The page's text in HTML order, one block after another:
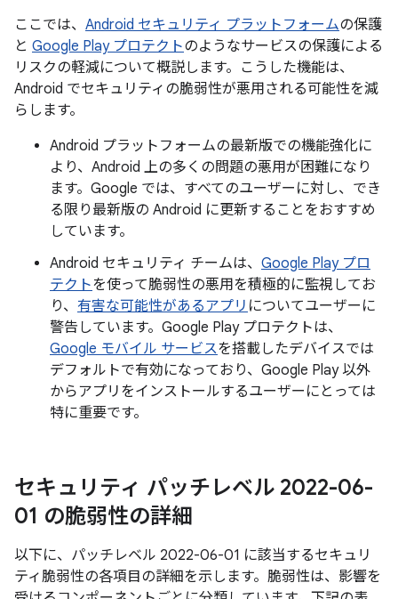
ここでは、 Android セキュリティ プラットフォームの保護
と Google Play プロテクトのようなサービスの保護による
リスクの軽減について概説します。こうした機能は、
Android でセキュリティの脆弱性が悪用される可能性を減
らします。
Android プラットフォームの最新版での機能強化に
より、Android 上の多くの問題の悪用が困難になり
ます。Google では、すべてのユーザーに対し、でき
る限り最新版の Android に更新することをおすすめ
しています。
Android セキュリティ チームは、 Google Play プロ
テクトを使って脆弱性の悪用を積極的に監視してお
り、 有害な可能性があるアプリ についてユーザーに
警告しています。Google Play プロテクトは、
Google モバイル サービスを搭載したデバイスでは
デフォルトで有効になっており、Google Play 以外
からアプリをインストールするユーザーにとっては
特に重要です。
セキュリティ パッチレベル 2022-06-
01 の脆弱性の詳細
以下に、パッチレベル 2022-06-01 に該当するセキュリ
ティ脆弱性の各項目の詳細を示します。脆弱性は、影響を